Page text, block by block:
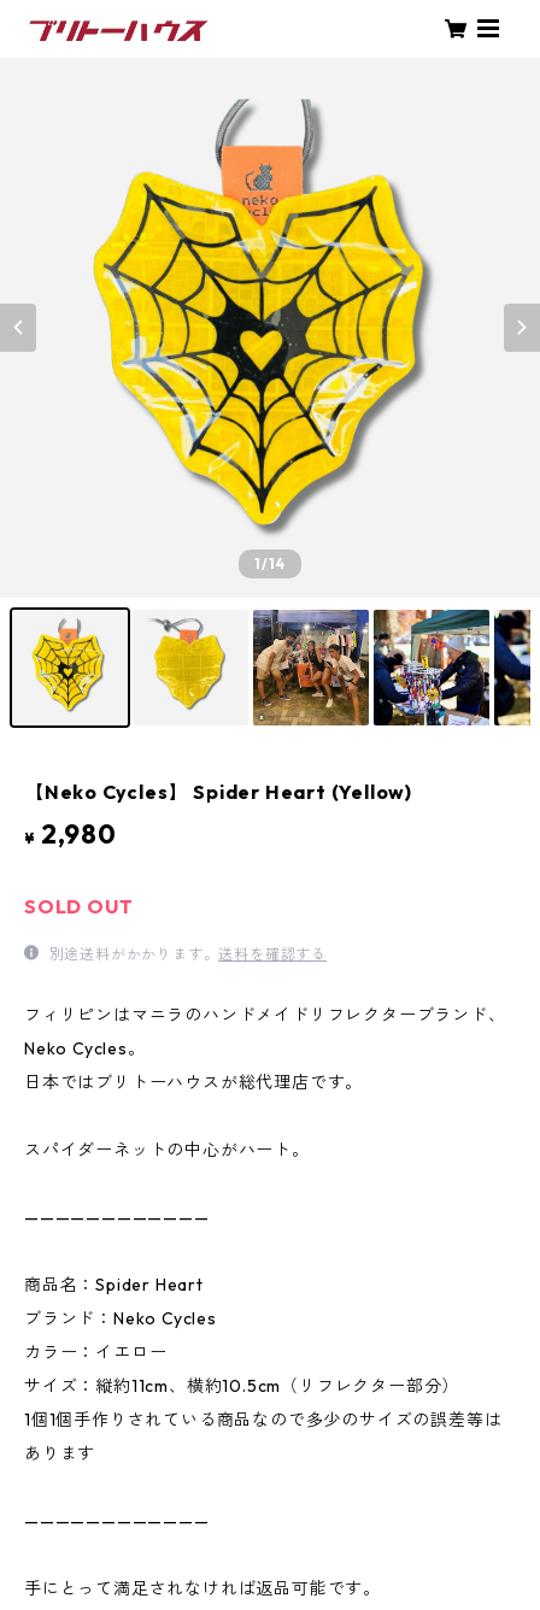
1/14
【Neko Cycles】 Spider Heart (Yellow)
¥ 2,980
SOLD OUT
別途送料がかかります。送料を確認する
フィリピンはマニラのハンドメイドリフレクターブランド、
Neko Cycles。
日本ではブリトーハウスが総代理店です。
スパイダーネットの中心がハート。
————————————
商品名：Spider Heart
ブランド：Neko Cycles
カラー：イエロー
サイズ：縦約11cm、横約10.5cm（リフレクター部分）
1個1個手作りされている商品なので多少のサイズの誤差等は
あります
————————————
手にとって満足されなければ返品可能です。